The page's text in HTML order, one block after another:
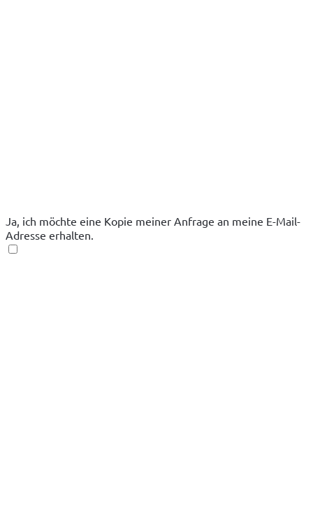
Ja, ich möchte eine Kopie meiner Anfrage an meine E-Mail-
Adresse erhalten.